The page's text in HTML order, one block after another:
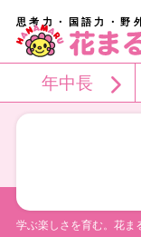
思考力・国語力・野
年中長
学ぶ楽しさを育む。花ま